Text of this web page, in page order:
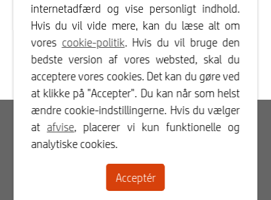
Log ind
Kontaktperson
internetadfærd og vise personligt indhold.
Hvis du vil vide mere, kan du læse alt om
vores cookie-politik. Hvis du vil bruge den
bedste version af vores websted, skal du
acceptere vores cookies. Det kan du gøre ved
at klikke på "Accepter". Du kan når som helst
ændre cookie-indstillingerne. Hvis du vælger
at afvise, placerer vi kun funktionelle og
analytiske cookies.
Acceptér